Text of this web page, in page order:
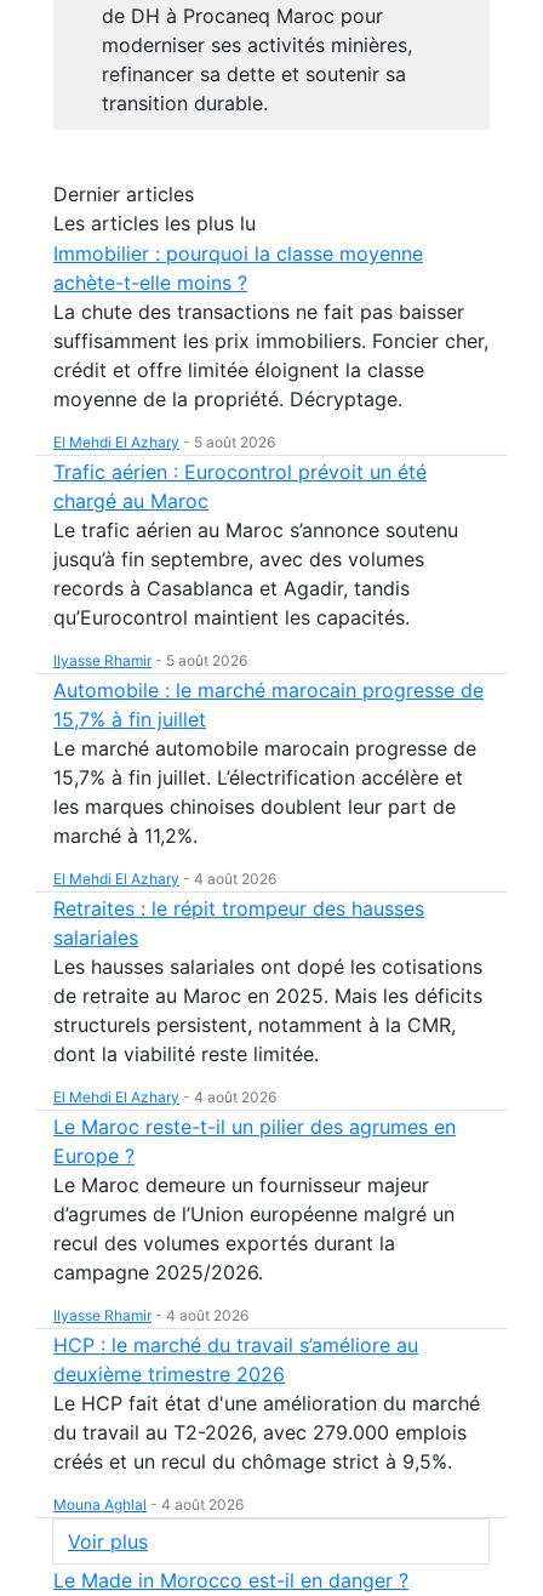
de DH à Procaneq Maroc pour
moderniser ses activités minières,
refinancer sa dette et soutenir sa
transition durable.
Dernier articles
Les articles les plus lu
Immobilier : pourquoi la classe moyenne
achète-t-elle moins ?
La chute des transactions ne fait pas baisser
suffisamment les prix immobiliers. Foncier cher,
crédit et offre limitée éloignent la classe
moyenne de la propriété. Décryptage.
El Mehdi El Azhary - 5 août 2026
Trafic aérien : Eurocontrol prévoit un été
chargé au Maroc
Le trafic aérien au Maroc s’annonce soutenu
jusqu’à fin septembre, avec des volumes
records à Casablanca et Agadir, tandis
qu’Eurocontrol maintient les capacités.
Ilyasse Rhamir- 5 août 2026
Automobile : le marché marocain progresse de
15,7% à fin juillet
Le marché automobile marocain progresse de
15,7% à fin juillet. L’électrification accélère et
les marques chinoises doublent leur part de
marché à 11,2%.
El Mehdi El Azhary - 4 août 2026
Retraites : le répit trompeur des hausses
salariales
Les hausses salariales ont dopé les cotisations
de retraite au Maroc en 2025. Mais les déficits
structurels persistent, notamment à la CMR,
dont la viabilité reste limitée.
El Mehdi El Azhary - 4 août 2026
Le Maroc reste-t-il un pilier des agrumes en
Europe ?
Le Maroc demeure un fournisseur majeur
d’agrumes de l’Union européenne malgré un
recul des volumes exportés durant la
campagne 2025/2026.
Ilyasse Rhamir- 4 août 2026
HCP : le marché du travail s’améliore au
deuxième trimestre 2026
Le HCP fait état d'une amélioration du marché
du travail au T2-2026, avec 279.000 emplois
créés et un recul du chômage strict à 9,5%.
Mouna Aghlal - 4 août 2026
Voir plus
Le Made in Morocco est-il en danger ?